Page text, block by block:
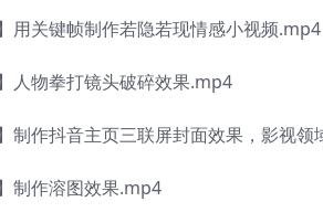
用关键帧制作若隐若现情感小视频.mp4
人物拳打镜头破碎效果.mp4
制作抖音主页三联屏封面效果，影视
制作溶图效果.mp4